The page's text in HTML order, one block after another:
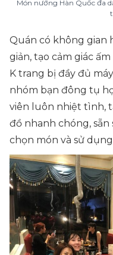
Món nướng Hàn Quốc đa
Quán có không gian
giản, tạo cảm giác
K trang bị đầy đủ
nhóm bạn đông tụ
viên luôn nhiệt tình,
đồ nhanh chóng,
chọn món và sử